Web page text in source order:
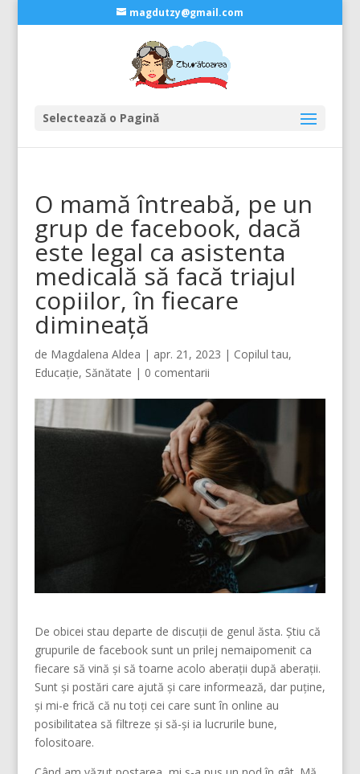
magdutzy@gmail.com
Selectează o Pagină
O mamă întreabă, pe un
grup de facebook, dacă
este legal ca asistenta
medicală să facă triajul
copiilor, în fiecare
dimineață
de Magdalena Aldea | apr. 21, 2023 | Copilul tau,
Educație, Sănătate | 0 comentarii
De obicei stau departe de discuții de genul ăsta. Știu că
grupurile de facebook sunt un prilej nemaipomenit ca
fiecare să vină și să toarne acolo aberații după aberații.
Sunt și postări care ajută și care informează, dar puține,
și mi-e frică că nu toți cei care sunt în online au
posibilitatea să filtreze și să-și ia lucrurile bune,
folositoare.